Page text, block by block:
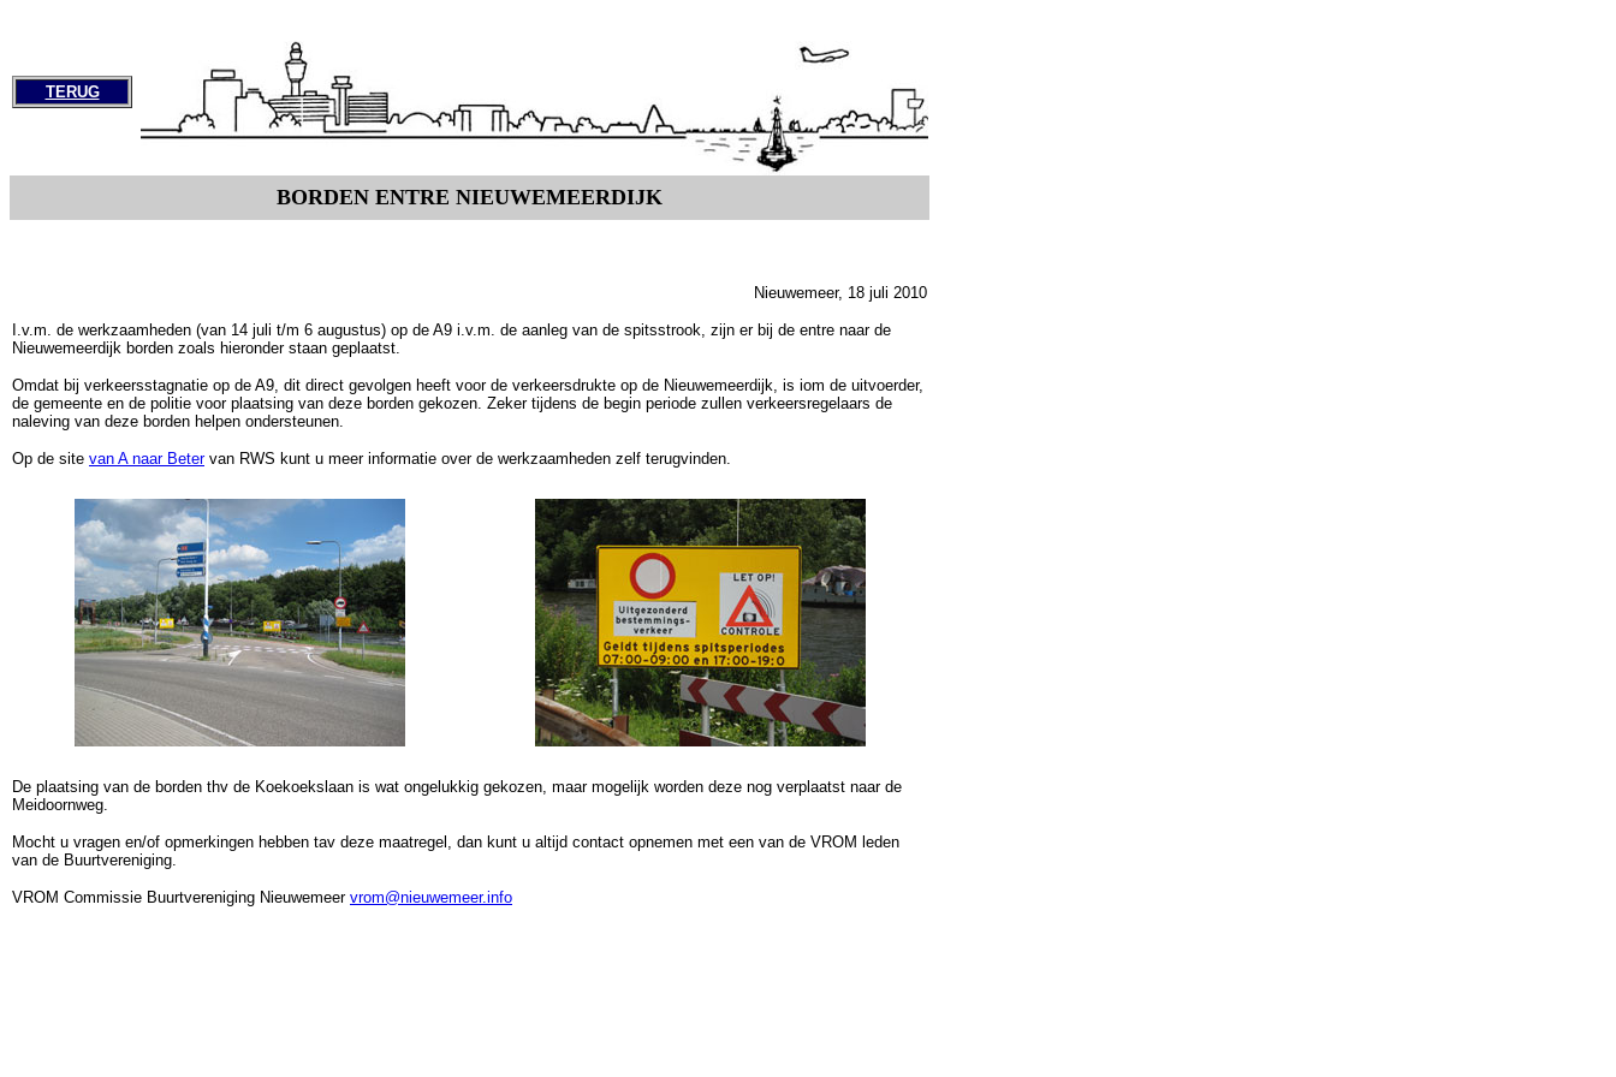
TERUG
BORDEN ENTRE NIEUWEMEERDIJK
Nieuwemeer, 18 juli 2010
I.v.m. de werkzaamheden (van 14 juli t/m 6 augustus) op de A9 i.v.m. de aanleg van de spitsstrook, zijn er bij de entre naar de
Nieuwemeerdijk borden zoals hieronder staan geplaatst.
Omdat bij verkeersstagnatie op de A9, dit direct gevolgen heeft voor de verkeersdrukte op de Nieuwemeerdijk, is iom de uitvoerder,
de gemeente en de politie voor plaatsing van deze borden gekozen. Zeker tijdens de begin periode zullen verkeersregelaars de
naleving van deze borden helpen ondersteunen.
Op de site van A naar Betervan RWS kunt u meer informatie over de werkzaamheden zelf terugvinden.
De plaatsing van de borden thv de Koekoekslaan is wat ongelukkig gekozen, maar mogelijk worden deze nog verplaatst naar de
Meidoornweg.
Mocht u vragen en/of opmerkingen hebben tav deze maatregel, dan kunt u altijd contact opnemen met een van de VROM leden
van de Buurtvereniging.
VROM Commissie Buurtvereniging Nieuwemeer vrom@nieuwemeer.info